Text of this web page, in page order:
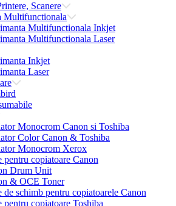
Scanere
Multifunctionala
Multifunctionala Inkjet
Multifunctionala Laser
Inkjet
Laser
Monocrom Canon si Toshiba
Color Canon & Toshiba
Monocrom Xerox
pentru copiatoare Canon
Drum Unit
& OCE Toner
de schimb pentru copiatoarele Canon
pentru copiatoare Toshiba